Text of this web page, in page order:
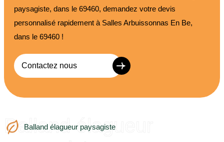
paysagiste, dans le 69460, demandez votre devis
personnalisé rapidement à Salles Arbuissonnas En Be,
dans le 69460 !
Contactez nous
Balland élagueur paysagiste
Balland élagueur